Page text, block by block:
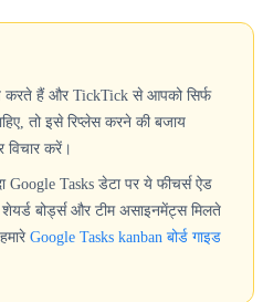
हैं और TickTick से आपको सिर्फ
तो इसे रिप्लेस करने की बजाय
करें।
Tasks डेटा पर ये फीचर्स ऐड
बोर्ड्स और टीम असाइनमेंट्स मिलते
Google Tasks kanban बोर्ड गाइड